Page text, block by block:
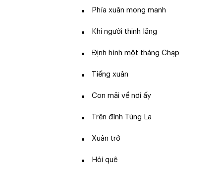
Phía xuân mong manh
Khi người thinh lặng
Định hình một tháng Chạp
Tiếng xuân
Con mãi về nơi ấy
Trên đỉnh Tùng La
Xuân trở
Hỏi quê